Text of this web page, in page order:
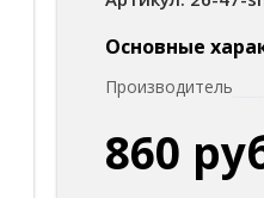
Основные
Производитель
860